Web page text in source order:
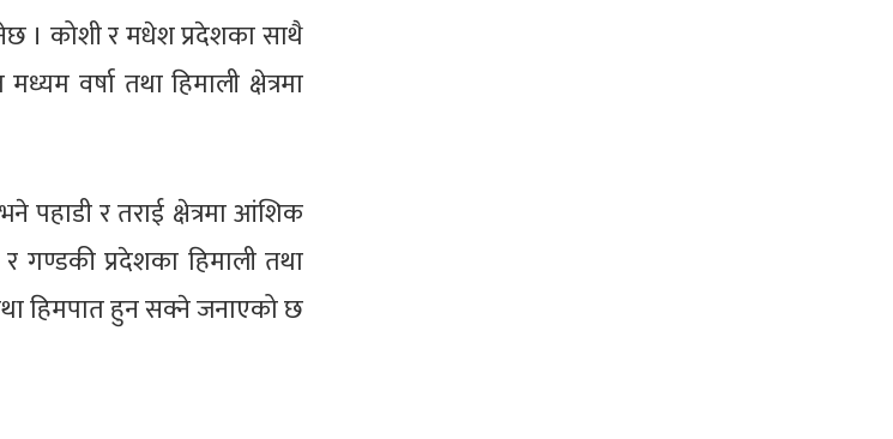
। कोशी र मधेश प्रदेशका साथै
वर्षा तथा हिमाली क्षेत्रमा
पहाडी र तराई क्षेत्रमा आंशिक
गण्डकी प्रदेशका हिमाली तथा
हिमपात हुन सक्ने जनाएको छ